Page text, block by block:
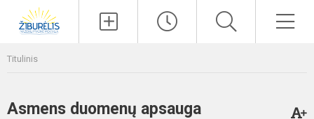
Titulinis
Asmens duomenų apsauga